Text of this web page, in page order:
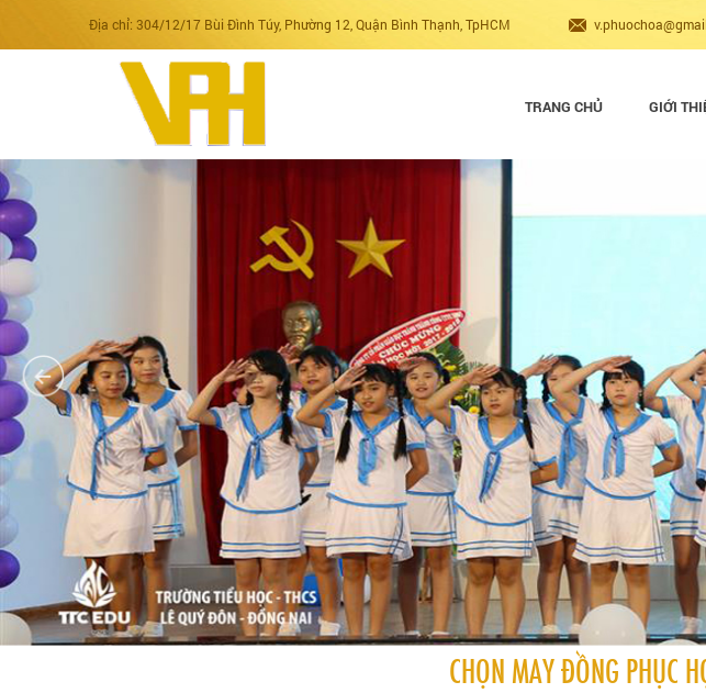
Địa chỉ: 304/12/17 Bùi Đình Túy, Phường 12, Quận Bình Thạnh, TpHCM
TRANG CHỦ GIỚI
CHỌN MAY ĐỒNG PHỤC